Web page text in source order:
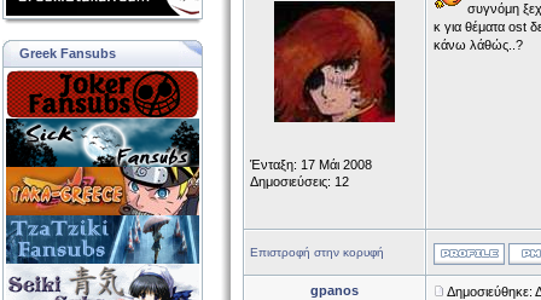
Greek Fansubs
Ένταξη: 17 Μάι 2008
Δημοσιεύσεις: 12
συγνόμη
κ για θέματα ost
κάνω λάθώς..?
Επιστροφή στην κορυφή
gpanos
Δημοσιεύθηκε: